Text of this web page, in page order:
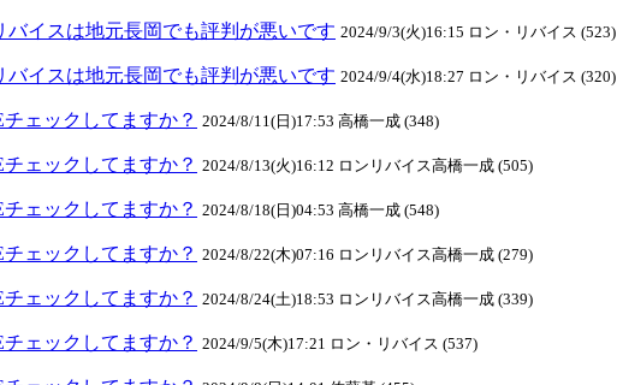
バイスは地元長岡でも評判が悪いです 2024/9/3(火)16:15 ロン・リバイス (523)
バイスは地元長岡でも評判が悪いです 2024/9/4(水)18:27 ロン・リバイス (320)
ェックしてますか？ 2024/8/11(日)17:53 高橋一成 (348)
ェックしてますか？ 2024/8/13(火)16:12 ロンリバイス高橋一成 (505)
ェックしてますか？ 2024/8/18(日)04:53 高橋一成 (548)
ェックしてますか？ 2024/8/22(木)07:16 ロンリバイス高橋一成 (279)
ェックしてますか？ 2024/8/24(土)18:53 ロンリバイス高橋一成 (339)
ェックしてますか？ 2024/9/5(木)17:21 ロン・リバイス (537)